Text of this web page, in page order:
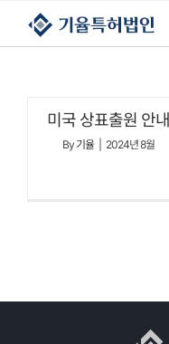
콘텐츠로
건너뛰기
미국 상표출원 안내
By기율 2024년 8월